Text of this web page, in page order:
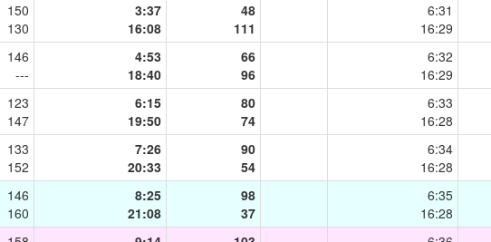
150
130
3:37
16:08
48
111
6:31
16:29
146
---
4:53
18:40
66
96
6:32
16:29
123
147
6:15
19:50
80
74
6:33
16:28
133
152
7:26
20:33
90
54
6:34
16:28
146
160
8:25
21:08
98
37
6:35
16:28